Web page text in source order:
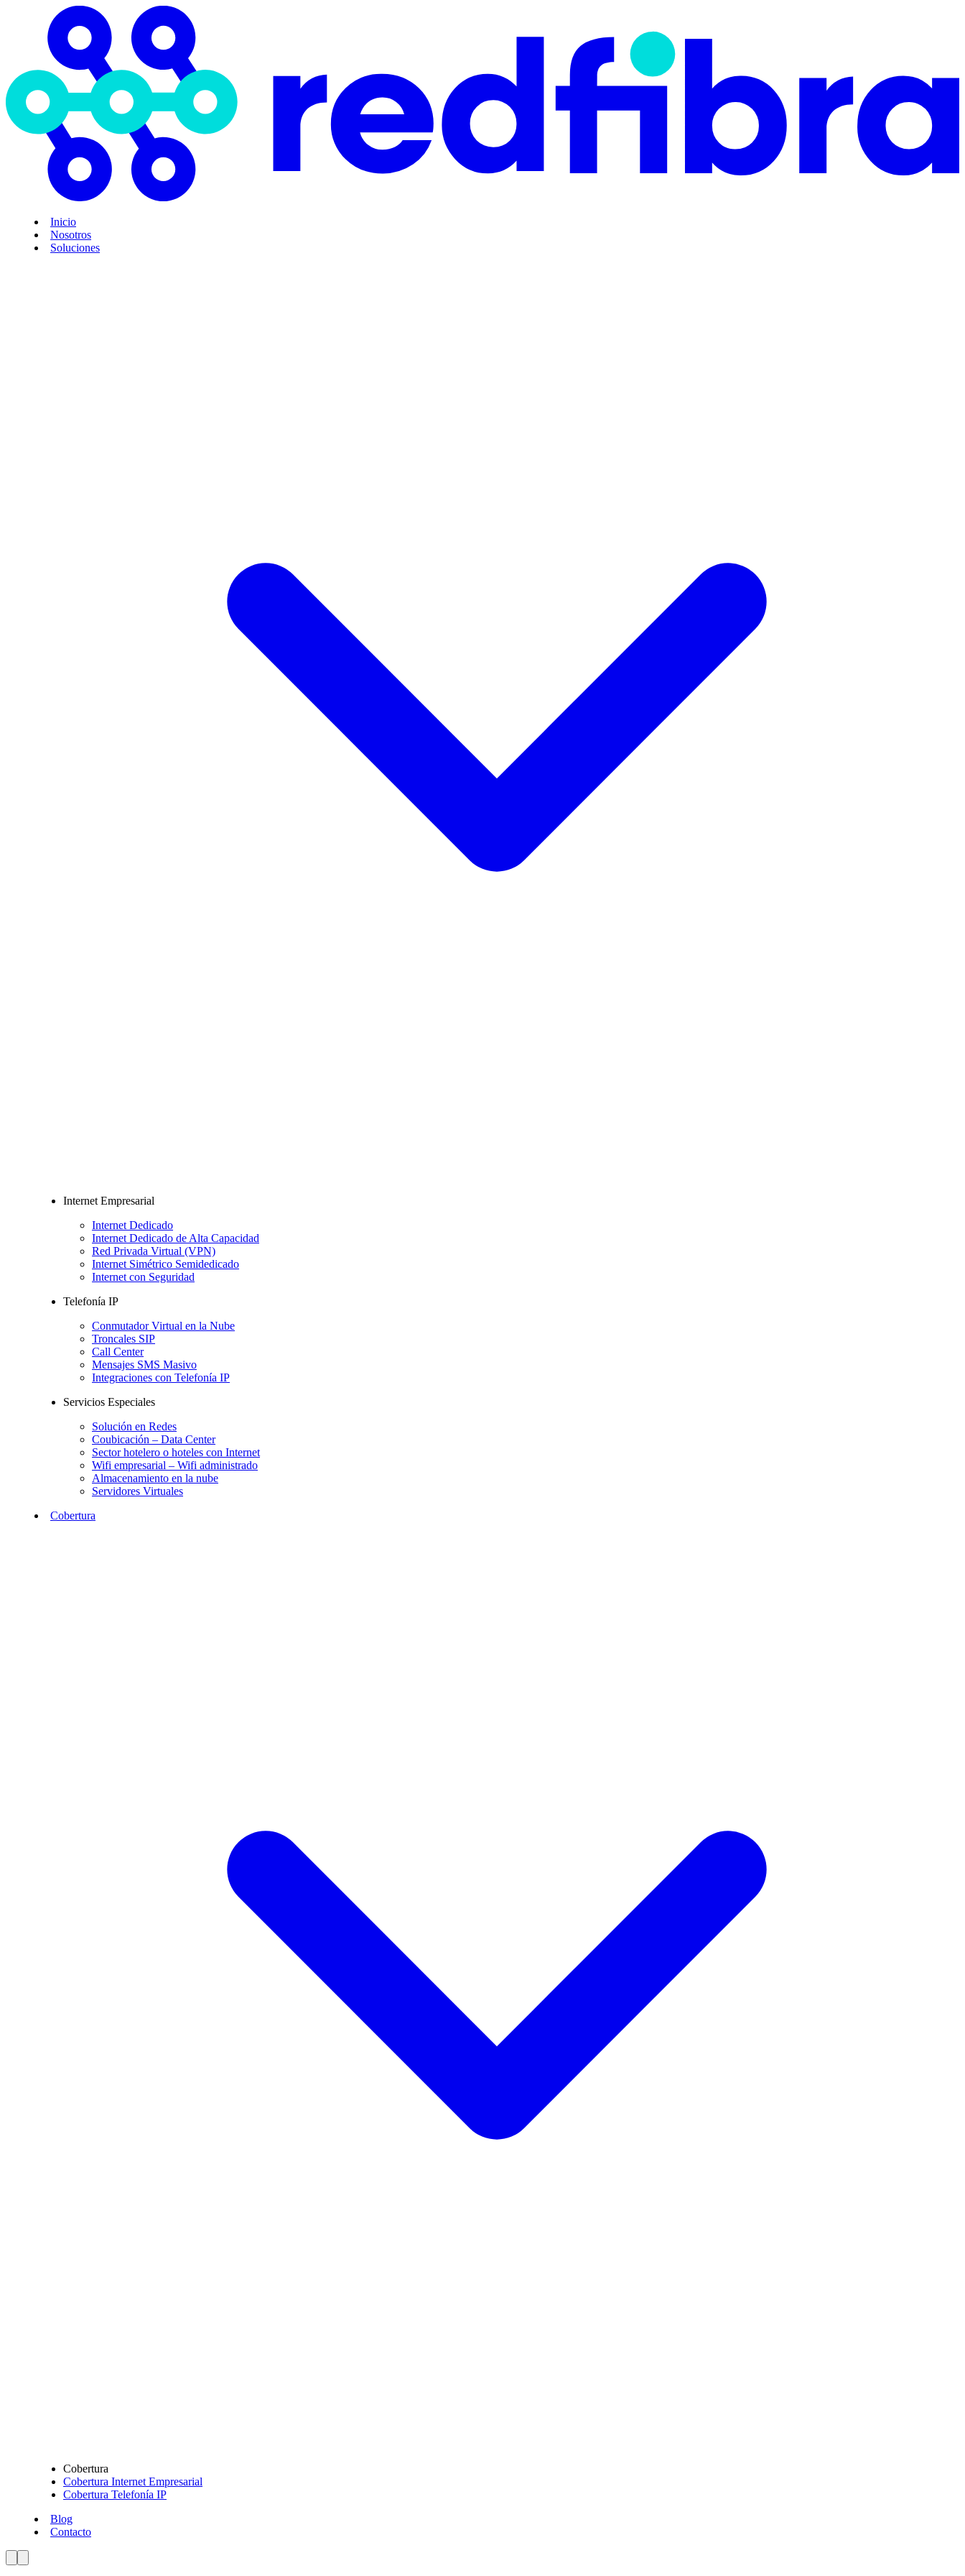
Inicio
Nosotros
Soluciones
Internet Empresarial
Internet Dedicado
Internet Dedicado de Alta Capacidad
Red Privada Virtual (VPN)
Internet Simétrico Semidedicado
Internet con Seguridad
Telefonía IP
Conmutador Virtual en la Nube
Troncales SIP
Call Center
Mensajes SMS Masivo
Integraciones con Telefonía IP
Servicios Especiales
Solución en Redes
Coubicación – Data Center
Sector hotelero o hoteles con Internet
Wifi empresarial – Wifi administrado
Almacenamiento en la nube
Servidores Virtuales
Cobertura
Cobertura
Cobertura Internet Empresarial
Cobertura Telefonía IP
Blog
Contacto